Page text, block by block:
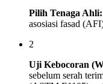
Pilih Tenaga Ahli:
asosiasi fasad
2
Uji Kebocoran
sebelum serah